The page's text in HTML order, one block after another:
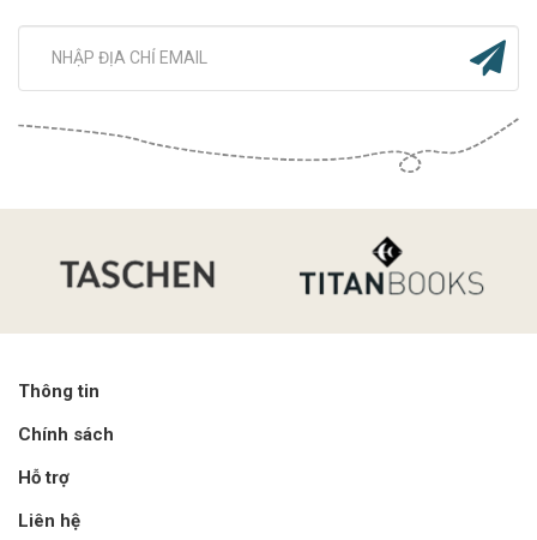
Thông tin
Chính sách
Hỗ trợ
Liên hệ